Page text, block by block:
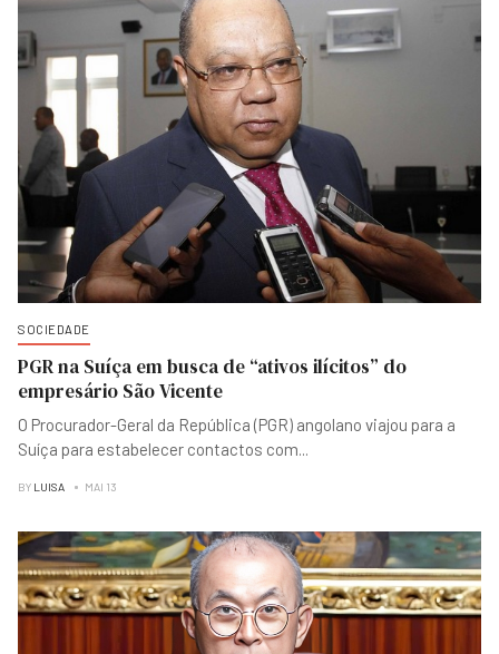
SOCIEDADE
PGR na Suíça em busca de “ativos ilícitos” do
empresário São Vicente
O Procurador-Geral da República (PGR) angolano viajou para a
Suíça para estabelecer contactos com...
BY LUISA MAI 13